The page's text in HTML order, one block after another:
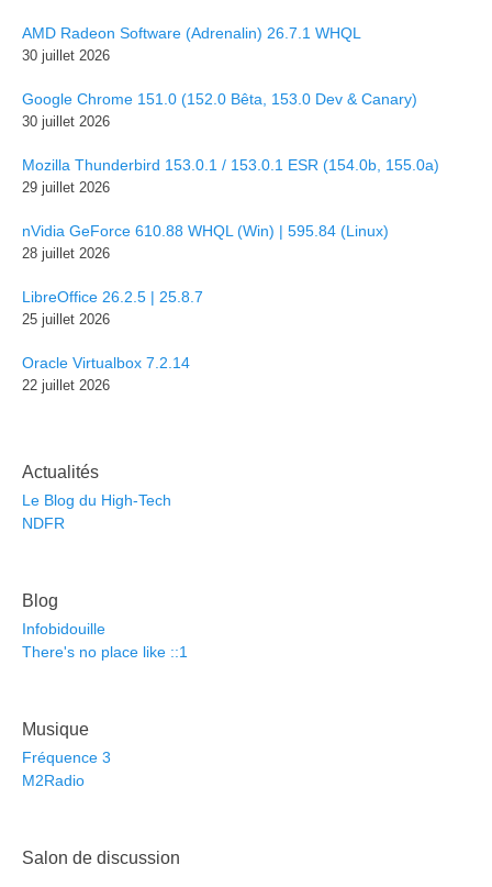
AMD Radeon Software (Adrenalin) 26.7.1 WHQL
30 juillet 2026
Google Chrome 151.0 (152.0 Bêta, 153.0 Dev & Canary)
30 juillet 2026
Mozilla Thunderbird 153.0.1 / 153.0.1 ESR (154.0b, 155.0a)
29 juillet 2026
nVidia GeForce 610.88 WHQL (Win) | 595.84 (Linux)
28 juillet 2026
LibreOffice 26.2.5 | 25.8.7
25 juillet 2026
Oracle Virtualbox 7.2.14
22 juillet 2026
Actualités
Le Blog du High-Tech
NDFR
Blog
Infobidouille
There's no place like ::1
Musique
Fréquence 3
M2Radio
Salon de discussion